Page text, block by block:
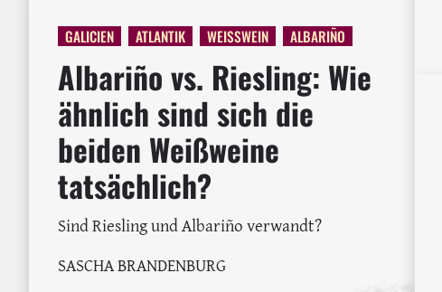
GALICIEN ATLANTIK WEISSWEIN ALBARIÑO
Albariño vs. Riesling: Wie
ähnlich sind sich die
beiden Weißweine
tatsächlich?
Sind Riesling und Albariño verwandt?
SASCHA BRANDENBURG